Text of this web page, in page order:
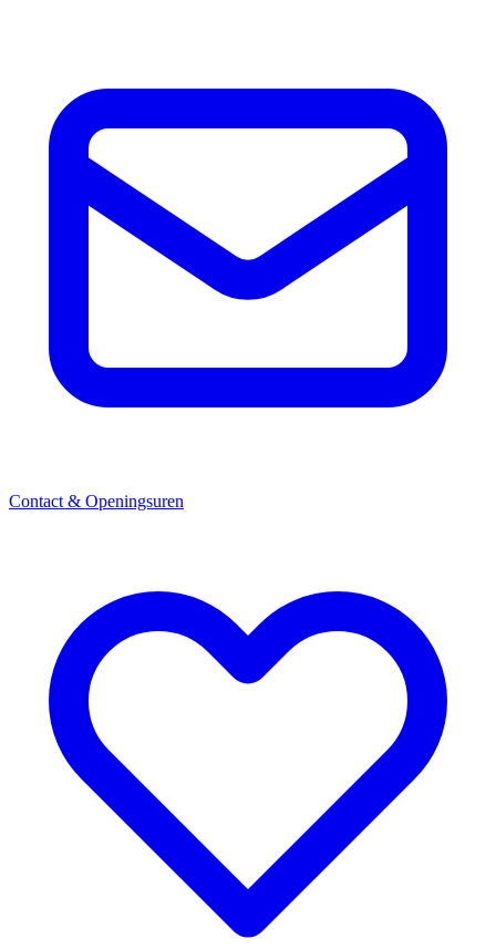
Contact & Openingsuren